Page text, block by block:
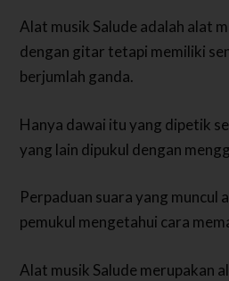
Alat musik Salude adalah alat
dengan gitar tetapi memiliki
berjumlah ganda.
Hanya dawai itu yang dipetik
yang lain dipukul dengan
Perpaduan suara yang muncul
pemukul mengetahui cara
Alat musik Salude merupakan